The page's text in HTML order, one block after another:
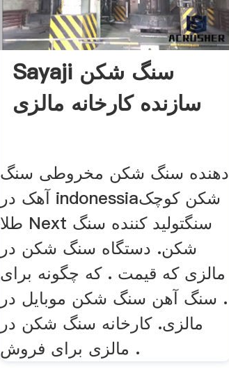
Sayaji سنگ شکن
سازنده کارخانه مالزی
دهنده سنگ شکن مخروطی سنگ
آهک در indonessiaشکن کوچک
طلا Next سنگتولید کننده سنگ
شکن. دستگاه سنگ شکن در
مالزی که قیمت . که چگونه برای
. سنگ آهن سنگ شکن موبایل در
مالزی. کارخانه سنگ شکن در
مالزی برای فروش .